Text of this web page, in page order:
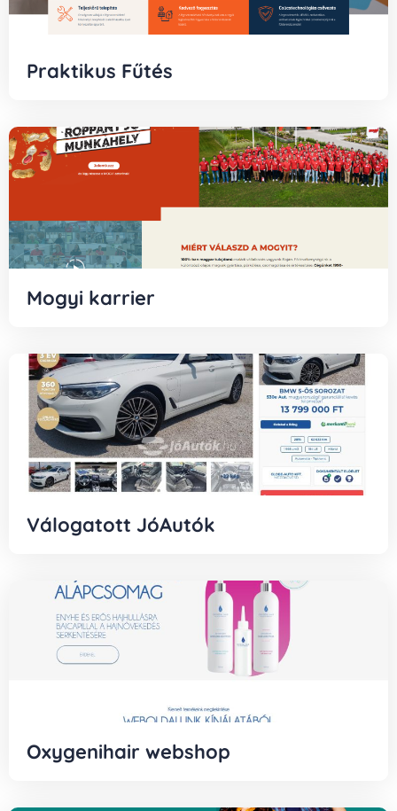
Praktikus Fűtés
Mogyi karrier
Válogatott JóAutók
Oxygenihair webshop